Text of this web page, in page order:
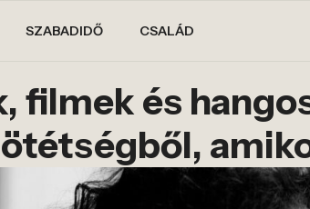
SZABADIDŐ CSALÁD
filmek és